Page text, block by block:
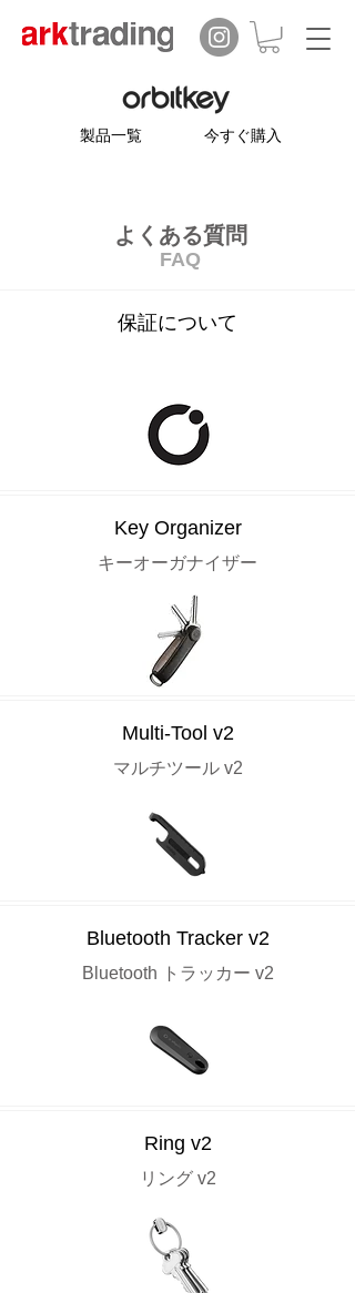
製品一覧 今すぐ購入
​よくある質問
FAQ
保証について
Key Organizer
キーオーガナイザー
Multi-Tool v2
マルチツール v2
Bluetooth Tracker v2
Bluetooth トラッカー v2
Ring v2
リング v2